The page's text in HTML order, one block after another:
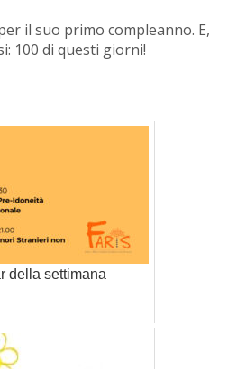
il suo primo compleanno. E,
100 di questi giorni!
della settimana